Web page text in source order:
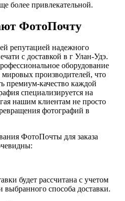
более привлекательной.
ФотоПочту
репутацией надежного
с доставкой в г Улан-Удэ.
оборудование
производителей, что
премиум-качество каждой
специализируется на
нашим клиентам не просто
фотографий в
ФотоПочты для заказа
будет рассчитана с учетом
выбранного способа доставки.